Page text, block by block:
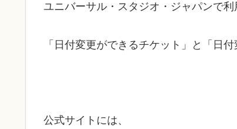
ユニバーサル・スタジオ・ジャパンで利
「日付変更ができるチケット」と「日
公式サイトには、